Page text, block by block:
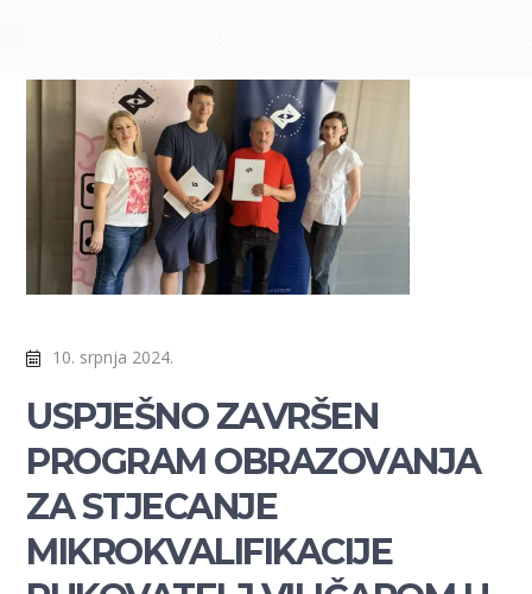
10. srpnja 2024.
USPJEŠNO ZAVRŠEN
PROGRAM OBRAZOVANJA
ZA STJECANJE
MIKROKVALIFIKACIJE